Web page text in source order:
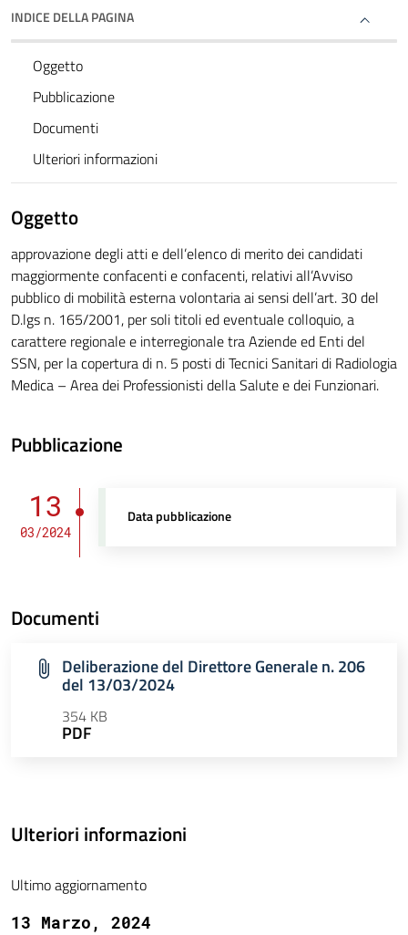
INDICE DELLA PAGINA
Oggetto
Pubblicazione
Documenti
Ulteriori informazioni
Oggetto
approvazione degli atti e dell’elenco di merito dei candidati
maggiormente confacenti e confacenti, relativi all’Avviso
pubblico di mobilità esterna volontaria ai sensi dell’art. 30 del
D.lgs n. 165/2001, per soli titoli ed eventuale colloquio, a
carattere regionale e interregionale tra Aziende ed Enti del
SSN, per la copertura di n. 5 posti di Tecnici Sanitari di Radiologia
Medica – Area dei Professionisti della Salute e dei Funzionari.
Pubblicazione
13
03/2024
Data pubblicazione
Documenti
Deliberazione del Direttore Generale n. 206
del 13/03/2024
354 KB
PDF
Ulteriori informazioni
Ultimo aggiornamento
13 Marzo, 2024